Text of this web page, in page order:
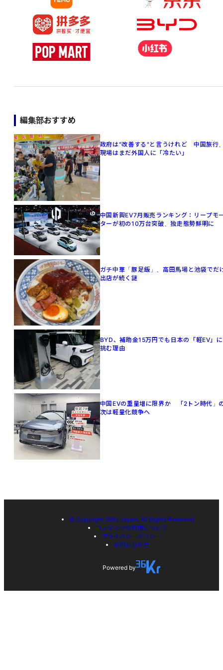
編集部おすすめ
政府は"改善する"と言うけれど 中国旅行
現場はまだ外国人に「冷たい」
中国新興EV7月販売ランキング：リープモ
ターが初の10万台突破、独走態勢鮮明に
ガチ中華「豚足飯」、高田馬場と池袋でだ
出店が続く謎
BYD、補助金15万円でも日本の「軽EV」に
挑む理由
中国EVの重量増に限界か 「2トン時代」
次は軽量化競争へ
© Copyright 36Kr Japan, All Rights Reserved
コンテンツの利用について
プライバシーポリシー
お問い合わせ
Powered by